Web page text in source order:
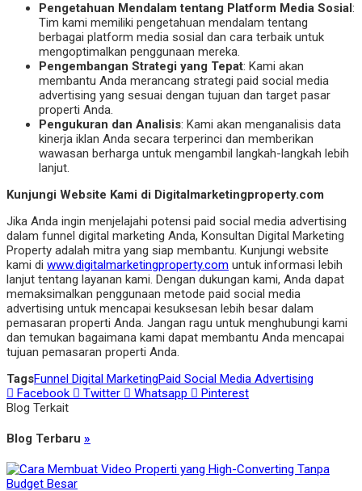
Pengetahuan Mendalam tentang Platform Media Sosial :
Tim kami memiliki pengetahuan mendalam tentang
berbagai platform media sosial dan cara terbaik untuk
mengoptimalkan penggunaan mereka.
Pengembangan Strategi yang Tepat: Kami akan
membantu Anda merancang strategi paid social media
advertising yang sesuai dengan tujuan dan target pasar
properti Anda.
Pengukuran dan Analisis: Kami akan menganalisis data
kinerja iklan Anda secara terperinci dan memberikan
wawasan berharga untuk mengambil langkah-langkah lebih
lanjut.
Kunjungi Website Kami di Digitalmarketingproperty.com
Jika Anda ingin menjelajahi potensi paid social media advertising
dalam funnel digital marketing Anda, Konsultan Digital Marketing
Property adalah mitra yang siap membantu. Kunjungi website
kami di www.digitalmarketingproperty.com untuk informasi lebih
lanjut tentang layanan kami. Dengan dukungan kami, Anda dapat
memaksimalkan penggunaan metode paid social media
advertising untuk mencapai kesuksesan lebih besar dalam
pemasaran properti Anda. Jangan ragu untuk menghubungi kami
dan temukan bagaimana kami dapat membantu Anda mencapai
tujuan pemasaran properti Anda.
TagsFunnel Digital MarketingPaid Social Media Advertising
Facebook
Twitter Whatsapp
Pinterest
Blog Terkait
Blog Terbaru »